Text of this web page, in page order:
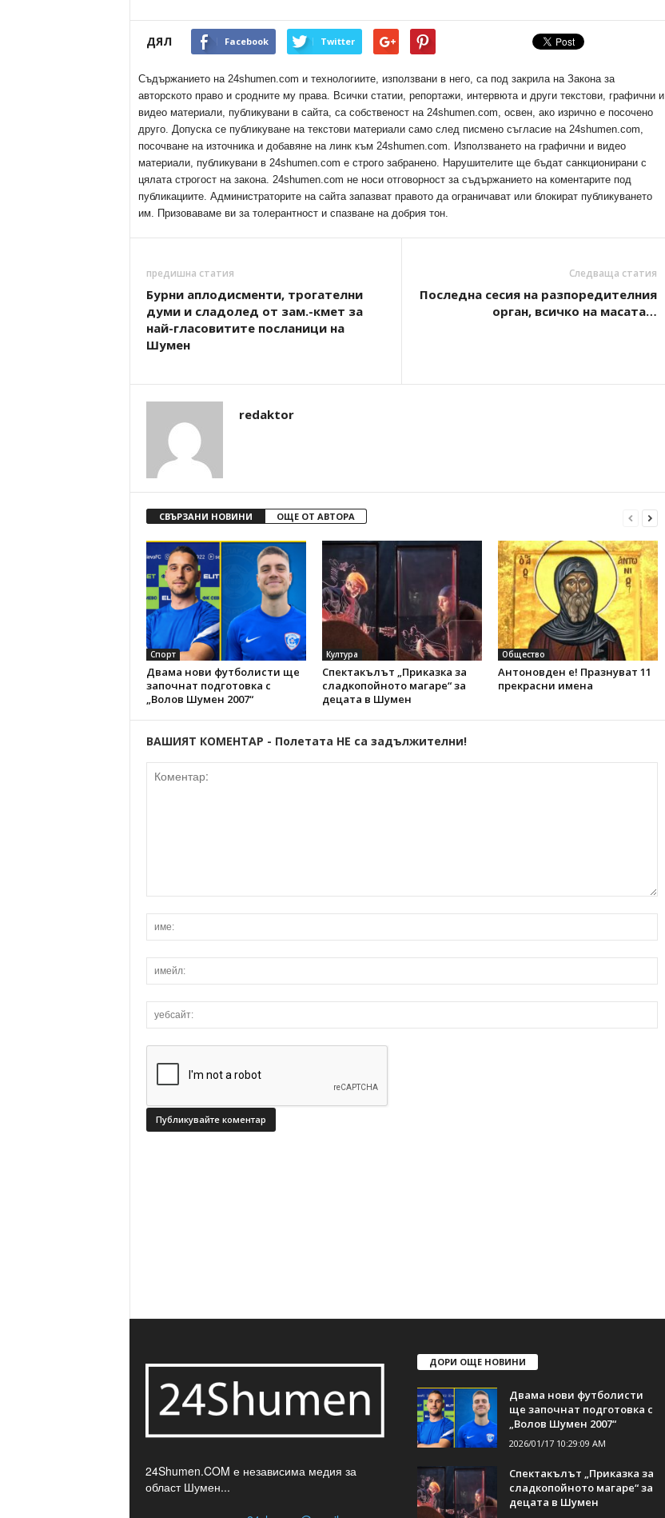
ДЯЛ Facebook Twitter
Съдържанието на 24shumen.com и технологиите, използвани в него, са под закрила на Закона за
авторското право и сродните му права. Всички статии, репортажи, интервюта и други текстови, графични и
видео материали, публикувани в сайта, са собственост на 24shumen.com, освен, ако изрично е посочено
друго. Допуска се публикуване на текстови материали само след писмено съгласие на 24shumen.com,
посочване на източника и добавяне на линк към 24shumen.com. Използването на графични и видео
материали, публикувани в 24shumen.com е строго забранено. Нарушителите ще бъдат санкционирани с
цялата строгост на закона. 24shumen.com не носи отговорност за съдържанието на коментарите под
публикациите. Администраторите на сайта запазват правото да ограничават или блокират публикуването
им. Призоваваме ви за толерантност и спазване на добрия тон.
предишна статия
Бурни аплодисменти, трогателни
думи и сладолед от зам.-кмет за
най-гласовитите посланици на
Шумен
Следваща статия
Последна сесия на разпоредителния
орган, всичко на масата…
redaktor
СВЪРЗАНИ НОВИНИ ОЩЕ ОТ АВТОРА
Спорт
Двама нови футболисти ще
започнат подготовка с
„Волов Шумен 2007“
Култура
Спектакълът „Приказка за
сладкопойното магаре“ за
децата в Шумен
Общество
Антоновден е! Празнуват 11
прекрасни имена
ВАШИЯТ КОМЕНТАР - Полетата НЕ са задължителни!
24Shumen.COM е независима медия за
област Шумен...
ДОРИ ОЩЕ НОВИНИ
Двама нови футболисти
ще започнат подготовка с
„Волов Шумен 2007“
2026/01/17 10:29:09 AM
Спектакълът „Приказка за
сладкопойното магаре“ за
децата в Шумен